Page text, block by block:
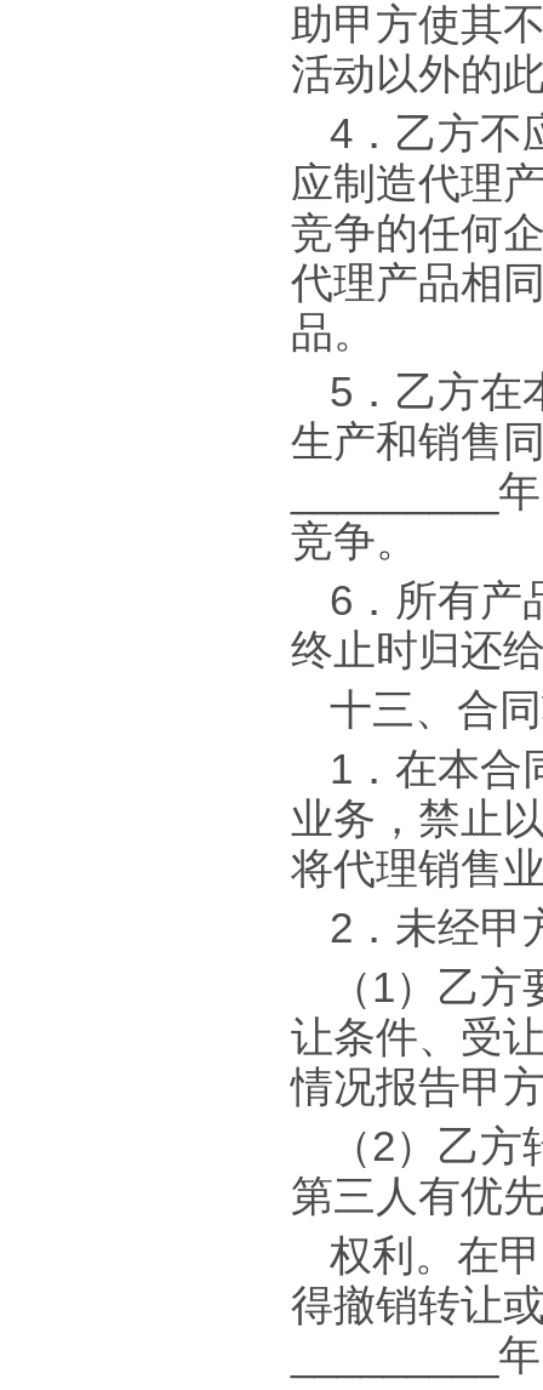
助甲方使其
活动以外的
4．乙方不
应制造代理
竞争的任何
代理产品相
品。
5．乙方在
生产和销售
_________
竞争。
6．所有产
终止时归还
十三、合
1．在本合
业务，禁止
将代理销售
2．未经甲
（1）乙
让条件、受
情况报告甲
（2）乙
第三人有优
权利。在
得撤销转让
_________